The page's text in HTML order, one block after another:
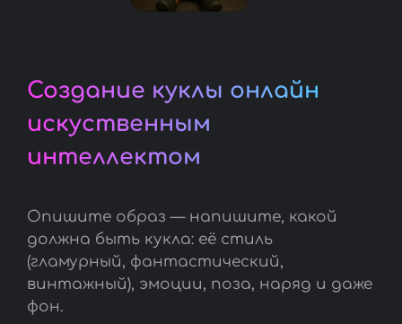
Создание куклы онлайн
искуственным
интеллектом
Опишите образ — напишите, какой
должна быть кукла: её стиль
(гламурный, фантастический,
винтажный), эмоции, поза, наряд и даже
фон.